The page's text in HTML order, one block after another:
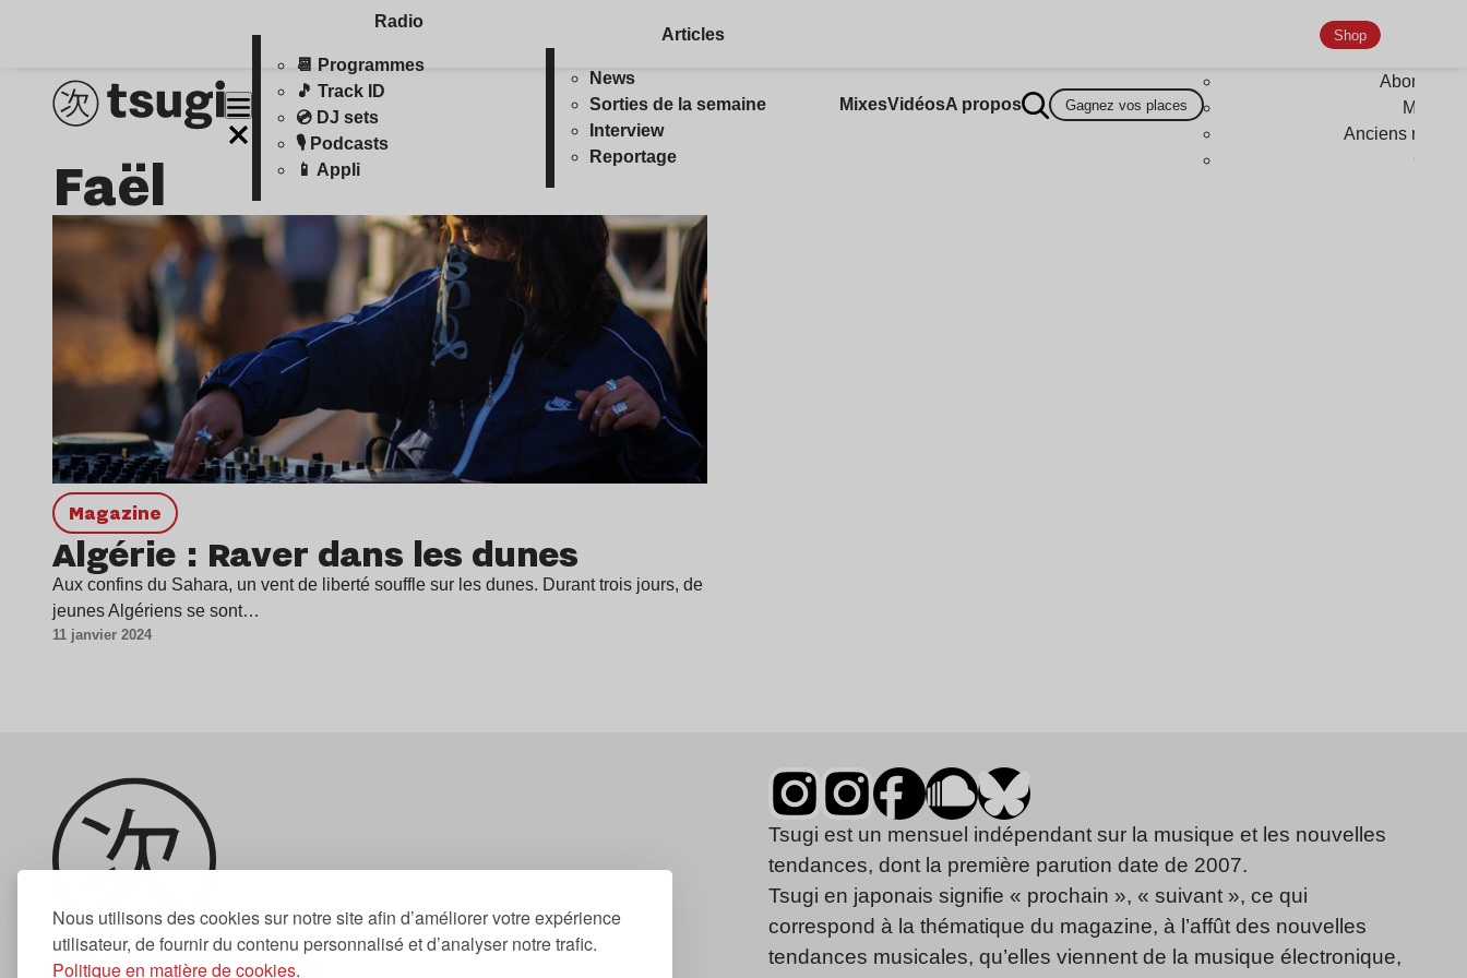
Nous utilisons des cookies sur notre site afin d’améliorer votre expérience
utilisateur, de fournir du contenu personnalisé et d’analyser notre trafic.
Politique en matière de cookies.
Radio
📆 Programmes
🎵 Track ID
💿 DJ sets
🎙️ Podcasts
📱 Appli
Articles
News
Sorties de la semaine
Interview
Reportage
MixesVidéosA propos Gagnez vos places
Shop
Anciens
Faël
magazine
Algérie : Raver dans les dunes
Aux confins du Sahara, un vent de liberté souffle sur les dunes. Durant trois jours, de
jeunes Algériens se sont…
11 janvier 2024
Tsugi est un mensuel indépendant sur la musique et les nouvelles
tendances, dont la première parution date de 2007.
Tsugi en japonais signifie « prochain », « suivant », ce qui
correspond à la thématique du magazine, à l’affût des nouvelles
tendances musicales, qu’elles viennent de la musique électronique,